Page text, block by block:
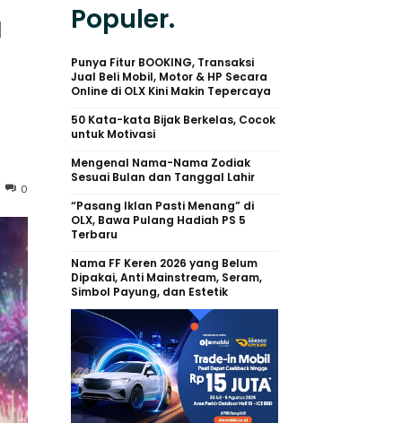
0
Populer.
Punya Fitur BOOKING, Transaksi
Jual Beli Mobil, Motor & HP Secara
Online di OLX Kini Makin Tepercaya
50 Kata-kata Bijak Berkelas, Cocok
untuk Motivasi
Mengenal Nama-Nama Zodiak
Sesuai Bulan dan Tanggal Lahir
“Pasang Iklan Pasti Menang” di
OLX, Bawa Pulang Hadiah PS 5
Terbaru
Nama FF Keren 2026 yang Belum
Dipakai, Anti Mainstream, Seram,
Simbol Payung, dan Estetik